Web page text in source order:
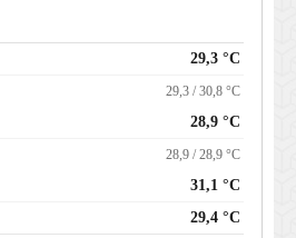
29,3 °C
29,3 / 30,8 °C
28,9 °C
28,9 / 28,9 °C
31,1 °C
29,4 °C